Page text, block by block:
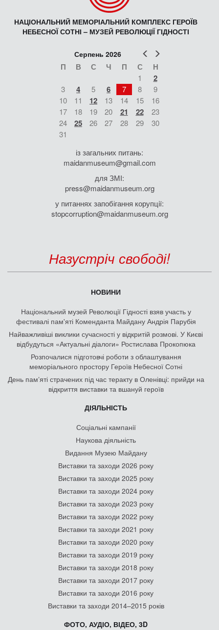
НАЦІОНАЛЬНИЙ МЕМОРІАЛЬНИЙ КОМПЛЕКС ГЕРОЇВ
НЕБЕСНОЇ СОТНІ – МУЗЕЙ РЕВОЛЮЦІЇ ГІДНОСТІ
Попер
Серпень 2026
П В С Ч П С Н
1 2
3 4 5 6 7 8
9
10
11 12 13 14 15
16
17
18 19 20 21 22
23
24
25 26 27 28 29
30
31
із загальних питань:
maidanmuseum@gmail.com
для ЗМІ:
press@maidanmuseum.org
у питаннях запобігання корупції:
stopcorruption@maidanmuseum.org
Назустріч свободі!
НОВИНИ
Національний музей Революції Гідності взяв участь у
фестивалі пам'яті Коменданта Майдану Андрія Парубія
Найважливіші виклики сучасності у відкритій розмові. У Києві
відбудуться «Актуальні діалоги» Ростислава Прокопюка
Розпочалися підготовчі роботи з облаштування
меморіального простору Героїв Небесної Сотні
День памʼяті страчених під час теракту в Оленівці: прийди на
відкриття виставки та вшануй героїв
ДІЯЛЬНІСТЬ
Соціальні кампанії
Наукова діяльність
Видання Музею Майдану
Виставки та заходи 2026 року
Виставки та заходи 2025 року
Виставки та заходи 2024 року
Виставки та заходи 2023 року
Виставки та заходи 2022 року
Виставки та заходи 2021 року
Виставки та заходи 2020 року
Виставки та заходи 2019 року
Виставки та заходи 2018 року
Виставки та заходи 2017 року
Виставки та заходи 2016 року
Виставки та заходи 2014–2015 років
ФОТО, АУДІО, ВІДЕО, 3D